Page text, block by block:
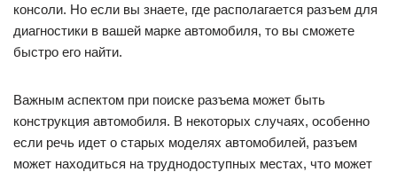
консоли. Но если вы знаете, где располагается разъем для
диагностики в вашей марке автомобиля, то вы сможете
быстро его найти.
Важным аспектом при поиске разъема может быть
конструкция автомобиля. В некоторых случаях, особенно
если речь идет о старых моделях автомобилей, разъем
может находиться на труднодоступных местах, что может